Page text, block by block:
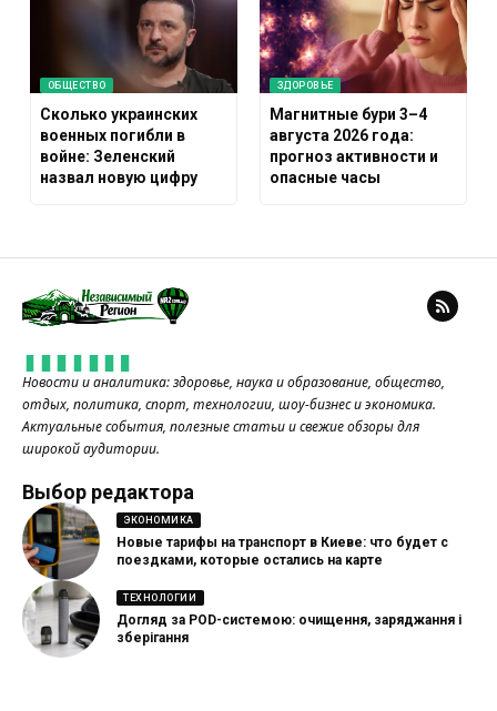
ОБЩЕСТВО
Сколько украинских
военных погибли в
войне: Зеленский
назвал новую цифру
ЗДОРОВЬЕ
Магнитные бури 3–4
августа 2026 года:
прогноз активности и
опасные часы
Новости и аналитика: здоровье, наука и образование, общество,
отдых, политика, спорт, технологии, шоу-бизнес и экономика.
Актуальные события, полезные статьи и свежие обзоры для
широкой аудитории.
Выбор редактора
ЭКОНОМИКА
Новые тарифы на транспорт в Киеве: что будет с
поездками, которые остались на карте
ТЕХНОЛОГИИ
Догляд за POD-системою: очищення, заряджання і
зберігання